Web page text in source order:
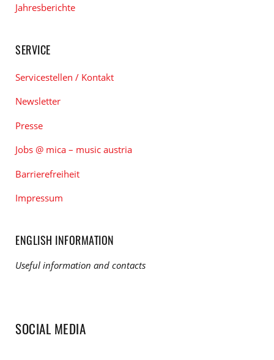
Jahresberichte
SERVICE
Servicestellen / Kontakt
Newsletter
Presse
Jobs @ mica – music austria
Barrierefreiheit
Impressum
ENGLISH INFORMATION
Useful information and contacts
SOCIAL MEDIA